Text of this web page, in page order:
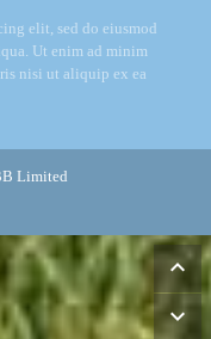
elit, sed do eiusmod
Ut enim ad minim
nisi ut aliquip ex ea
Limited